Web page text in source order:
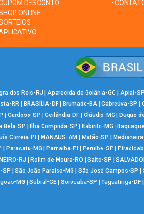
DESCONTO
ONLINE
•
dos Reis-RJ | Aparecida de Goiânia-GO | Apiaí-SP
RR | BRASÍLIA-DF| Brumado-BA| Cabreúva-SP |
| Cardoso-SP | Ceilândia-DF | Cláudio-MG | Duque
Bela-SP | Ilha Comprida-SP | Itabirito-MG |
Correia-PI | MANAUS-AM | Matão-SP |
| Paracatu-MG | Parnaíba-PI | Peruíbe-SP |
RJ | Rolim de Moura-RO | Salto-SP |
SP | São João Paraíso-MG | São José Campos-SP |
MG | Sobral-CE| Sorocaba-SP | Taguatinga-DF|